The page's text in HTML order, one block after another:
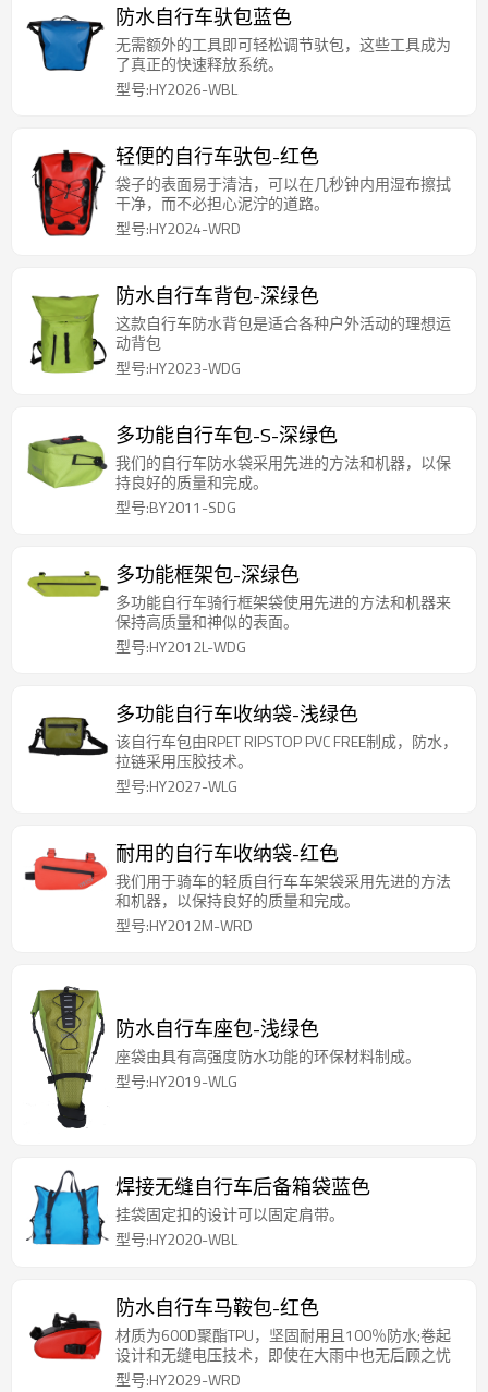
防水自行车驮包蓝色
无需额外的工具即可轻松调节驮包，这些工具成为
了真正的快速释放系统。
型号:HY2026-WBL
轻便的自行车驮包-红色
袋子的表面易于清洁，可以在几秒钟内用湿布擦拭
干净，而不必担心泥泞的道路。
型号:HY2024-WRD
防水自行车背包-深绿色
这款自行车防水背包是适合各种户外活动的理想运
动背包
型号:HY2023-WDG
多功能自行车包-S-深绿色
我们的自行车防水袋采用先进的方法和机器，以保
持良好的质量和完成。
型号:BY2011-SDG
多功能框架包-深绿色
多功能自行车骑行框架袋使用先进的方法和机器来
保持高质量和神似的表面。
型号:HY2012L-WDG
多功能自行车收纳袋-浅绿色
该自行车包由RPET RIPSTOP PVC FREE制成，防水，
拉链采用压胶技术。
型号:HY2027-WLG
耐用的自行车收纳袋-红色
我们用于骑车的轻质自行车车架袋采用先进的方法
和机器，以保持良好的质量和完成。
型号:HY2012M-WRD
防水自行车座包-浅绿色
座袋由具有高强度防水功能的环保材料制成。
型号:HY2019-WLG
焊接无缝自行车后备箱袋蓝色
挂袋固定扣的设计可以固定肩带。
型号:HY2020-WBL
防水自行车马鞍包-红色
材质为600D聚酯TPU，坚固耐用且100％防水;卷起
设计和无缝电压技术，即使在大雨中也无后顾之忧
型号:HY2029-WRD